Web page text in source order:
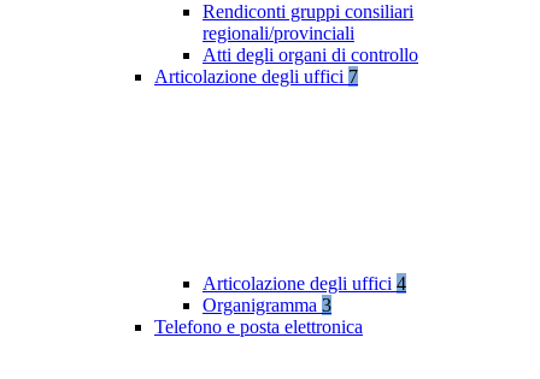
Rendiconti gruppi consiliari
regionali/provinciali
Atti degli organi di controllo
Articolazione degli uffici 7
Articolazione degli uffici 4
Organigramma 3
Telefono e posta elettronica